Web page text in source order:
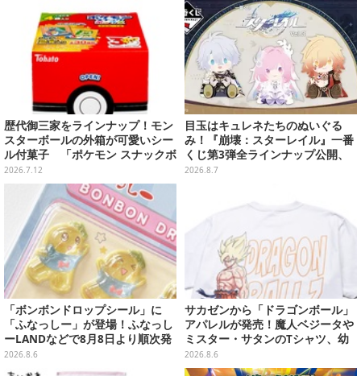
歴代御三家をラインナップ！モン
スターボールの外箱が可愛いシー
ル付菓子 「ポケモン スナックボ
ックス」が7月13日発売
2026.7.12
目玉はキュレネたちのぬいぐる
み！『崩壊：スターレイル』一番
くじ第3弾全ラインナップ公開、
美麗ビジュアルのアクリルボード
2026.8.7
「ボンボンドロップシール」に
「ふなっしー」が登場！ふなっし
ーLANDなどで8月8日より順次発
売
2026.8.6
サカゼンから「ドラゴンボール」
アパレルが発売！魔人ベジータや
ミスター・サタンのTシャツ、幼
少期悟空のパーカーなど幅広いデ
ザイン
2026.8.6